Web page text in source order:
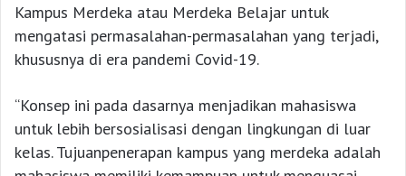
Kampus Merdeka atau Merdeka Belajar untuk
mengatasi permasalahan-permasalahan yang terjadi,
khususnya di era pandemi Covid-19.
“Konsep ini pada dasarnya menjadikan mahasiswa
untuk lebih bersosialisasi dengan lingkungan di luar
kelas. Tujuanpenerapan kampus yang merdeka adalah